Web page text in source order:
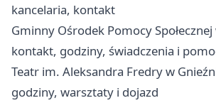
kancelaria, kontakt
Gminny Ośrodek Pomocy Społecznej
kontakt, godziny, świadczenia i
Teatr im. Aleksandra Fredry w
godziny, warsztaty i dojazd